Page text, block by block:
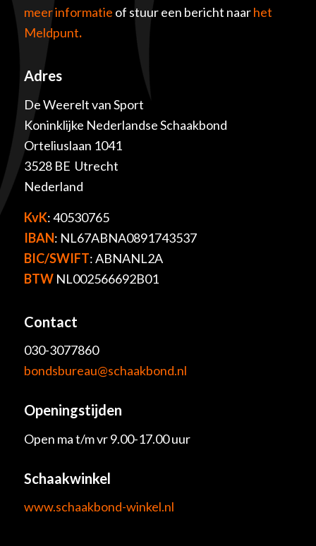
meer informatie of stuur een bericht naarhet
Meldpunt.
Adres
De Weerelt van Sport
Koninklijke Nederlandse Schaakbond
Orteliuslaan 1041
3528 BE Utrecht
Nederland
KvK: 40530765
IBAN: NL67ABNA0891743537
BIC/SWIFT: ABNANL2A
BTWNL002566692B01
Contact
030-3077860
bondsbureau@schaakbond.nl
Openingstijden
Open ma t/m vr 9.00-17.00 uur
Schaakwinkel
www.schaakbond-winkel.nl